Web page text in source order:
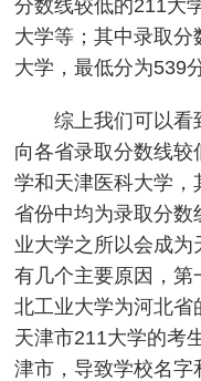
分数线较低的211大
大学等；其中录取
大学，最低分为539
综上我们可以看
向各省录取分数线
学和天津医科大学，
省份中均为录取分数
业大学之所以会成
有几个主要原因，
北工业大学为河北
天津市211大学的考
津市，导致学校名字